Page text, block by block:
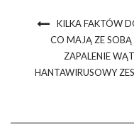
KILKA FAKTÓW
CO MAJĄ ZE
ZAPALENIE
HANTAWIRUSOWY